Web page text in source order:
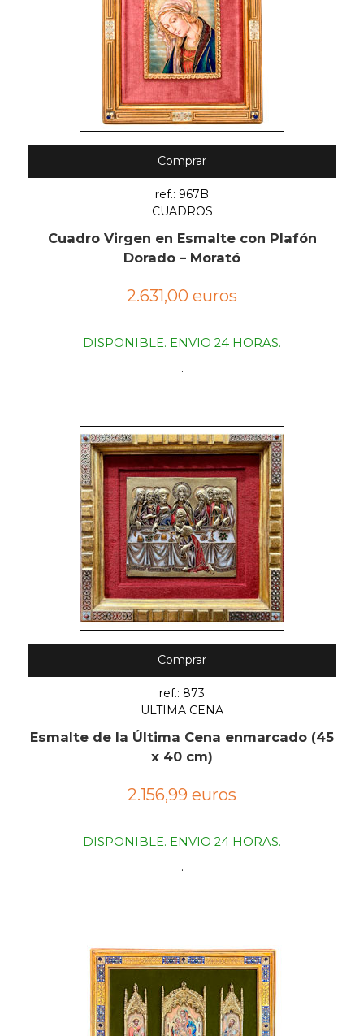
Comprar
ref.: 967B
CUADROS
Cuadro Virgen en Esmalte con Plafón
Dorado – Morató
2.631,00 euros
DISPONIBLE. ENVIO 24 HORAS.
.
Comprar
ref.: 873
ULTIMA CENA
Esmalte de la Última Cena enmarcado (45
x 40 cm)
2.156,99 euros
DISPONIBLE. ENVIO 24 HORAS.
.